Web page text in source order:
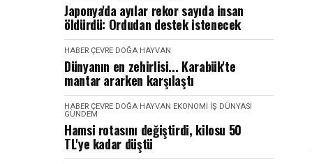
Japonya'da ayılar rekor sayıda insan
öldürdü: Ordudan destek istenecek
HABER ÇEVRE DOĞA HAYVAN
Dünyanın en zehirlisi... Karabük'te
mantar ararken karşılaştı
HABER ÇEVRE DOĞA HAYVAN EKONOMI İŞ DÜNYASI
GÜNDEM
Hamsi rotasını değiştirdi, kilosu 50
TL'ye kadar düştü